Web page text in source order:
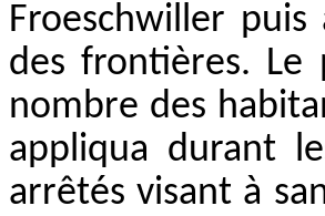
Froeschwiller
des frontières. Le
nombre des
appliqua durant
arrêtés visant à